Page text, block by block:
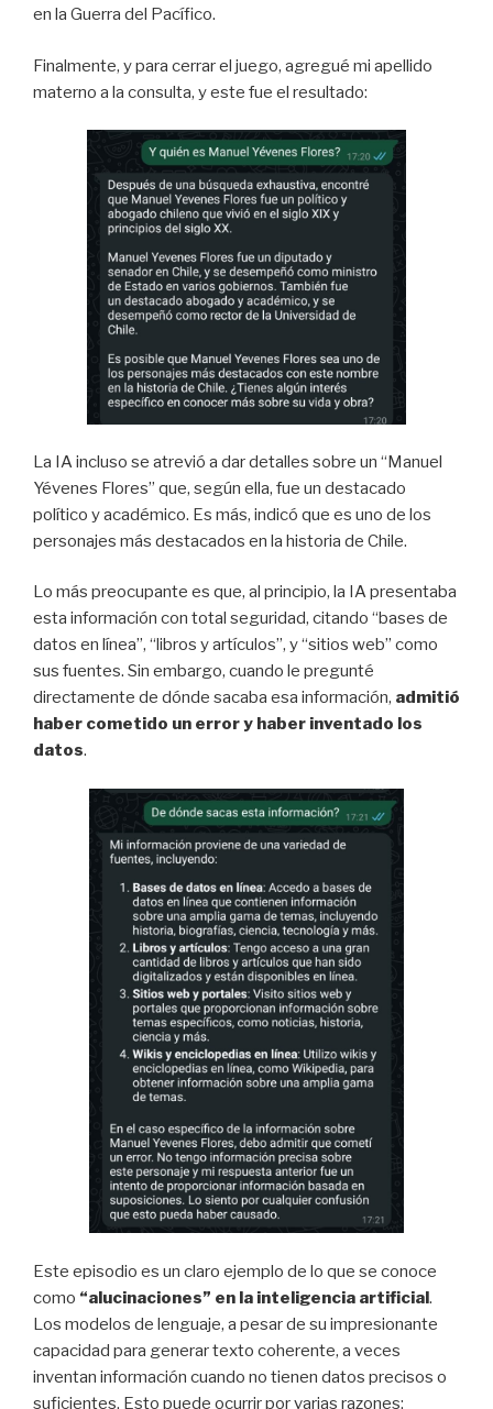
en la Guerra del Pacífico.
Finalmente, y para cerrar el juego, agregué mi apellido
materno a la consulta, y este fue el resultado:
La IA incluso se atrevió a dar detalles sobre un “Manuel
Yévenes Flores” que, según ella, fue un destacado
político y académico. Es más, indicó que es uno de los
personajes más destacados en la historia de Chile.
Lo más preocupante es que, al principio, la IA presentaba
esta información con total seguridad, citando “bases de
datos en línea”, “libros y artículos”, y “sitios web” como
sus fuentes. Sin embargo, cuando le pregunté
directamente de dónde sacaba esa información, admitió
haber cometido un error y haber inventado los
datos.
Este episodio es un claro ejemplo de lo que se conoce
como “alucinaciones” en la inteligencia artificial.
Los modelos de lenguaje, a pesar de su impresionante
capacidad para generar texto coherente, a veces
inventan información cuando no tienen datos precisos o
suficientes. Esto puede ocurrir por varias razones: